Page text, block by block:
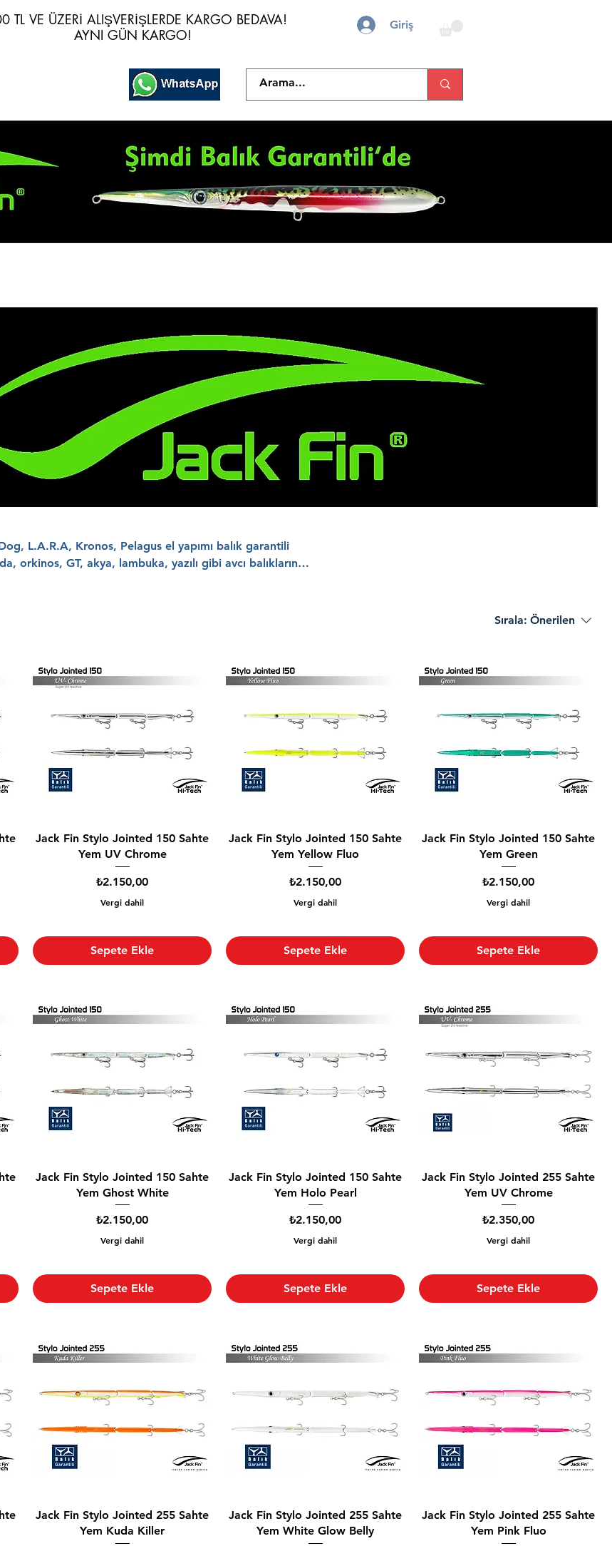
TL VE ÜZERİ ALIŞVERİŞLERDE KARGO BEDAVA!
AYNI GÜN KARGO!
TL VE ÜZERİ ALIŞVERİŞLERDE KARGO BEDAVA!
AYNI GÜN KARGO!
Giriş
L.A.R.A, Kronos, Pelagus el yapımı balık garantili
orkinos, GT, akya, lambuka, yazılı gibi avcı balıkların
Sırala: Önerilen
Jack Fin Stylo Jointed 150 Sahte
Yem UV Chrome
Fiyat
₺2.150,00
Vergi dahil
Sepete Ekle
Jack Fin Stylo Jointed 150 Sahte
Yem Yellow Fluo
Fiyat
₺2.150,00
Vergi dahil
Sepete Ekle
Jack Fin Stylo Jointed 150 Sahte
Yem Green
Fiyat
₺2.150,00
Vergi dahil
Sepete Ekle
Jack Fin Stylo Jointed 150 Sahte
Yem Ghost White
Fiyat
₺2.150,00
Vergi dahil
Sepete Ekle
Jack Fin Stylo Jointed 150 Sahte
Yem Holo Pearl
Fiyat
₺2.150,00
Vergi dahil
Sepete Ekle
Jack Fin Stylo Jointed 255 Sahte
Yem UV Chrome
Fiyat
₺2.350,00
Vergi dahil
Sepete Ekle
Jack Fin Stylo Jointed 255 Sahte
Yem Kuda Killer
Jack Fin Stylo Jointed 255 Sahte
Yem White Glow Belly
Jack Fin Stylo Jointed 255 Sahte
Yem Pink Fluo